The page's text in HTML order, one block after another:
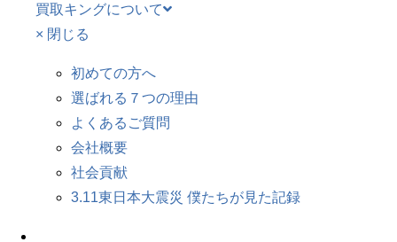
買取キングについて
× 閉じる
初めての方へ
選ばれる７つの理由
よくあるご質問
会社概要
社会貢献
3.11東日本大震災 僕たちが見た記録